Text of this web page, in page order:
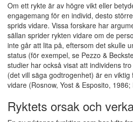
Om ett rykte är av högre vikt eller
engagemang för en individ, desto
sprids vidare. Vissa forskare har
sällan sprider rykten vidare om de
inte går att lita på, eftersom det skulle
status (för exempel, se Pezzo &
studier har också visat att individens
(det vill säga godtrogenhet) är en
vidare (Rosnow, Yost & Esposito,
Ryktets orsak och